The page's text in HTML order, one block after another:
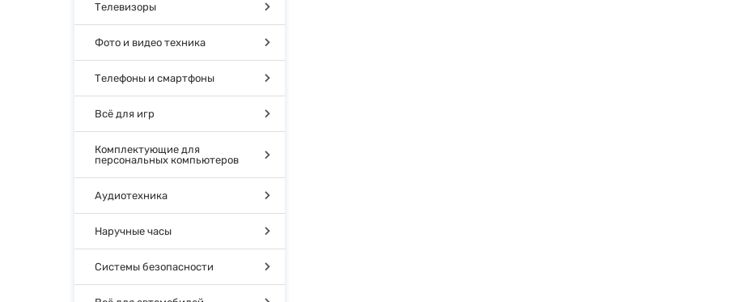
Телевизоры
Фото и видео техника
Телефоны и смартфоны
Всё для игр
Комплектующие для
персональных компьютеров
Аудиотехника
Наручные часы
Системы безопасности